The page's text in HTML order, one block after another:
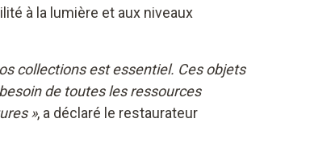
à la lumière et aux niveaux
collections est essentiel. Ces objets
de toutes les ressources
», a déclaré le restaurateur